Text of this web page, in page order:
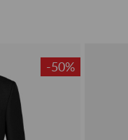
-50%